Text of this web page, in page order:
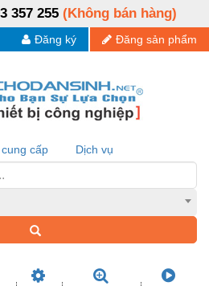
357 255 (Không bán hàng)
Đăng sản phẩm
Đăng ký
cấp Dịch vụ